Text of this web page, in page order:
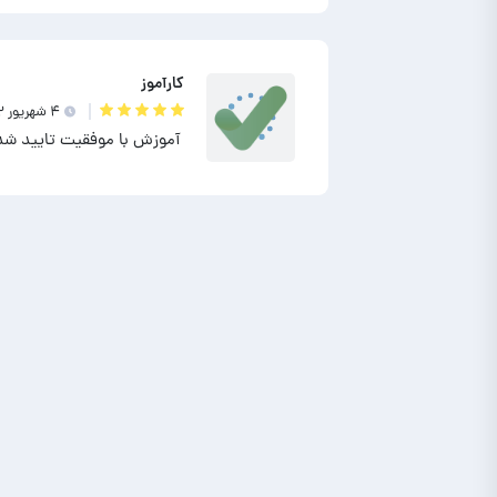
کارآموز
۴ شهريور ۱۴۰۲
آموزش با موفقیت تایید